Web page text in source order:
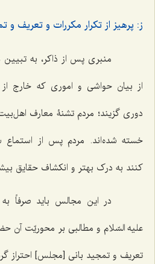
ز: پرهیز از تکرار مکررات و تعریف و
منبری پس از ذاکر، به تبیین
از بیان حواشی و اموری که خارج
دوری گزیند؛ مردم تشنۀ معارف
خسته شده‌اند. مردم پس از
کنند به درک بهتر و انکشاف حقایق
در این مجالس باید صرفاً
علیه السّلام و مطالبی بر محوریّت آن
تعریف و تمجید بانی [مجلس] احتراز